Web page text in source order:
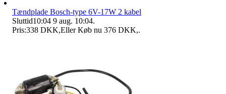
Tændplade Bosch-type 6V-17W 2 kabel
Sluttid10:04 9 aug. 10:04.
Pris:338 DKK,Eller Køb nu 376 DKK,.